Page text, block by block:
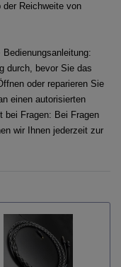
der Reichweite von
durch, bevor Sie das
oder reparieren Sie
einen autorisierten
bei Fragen: Bei Fragen
wir Ihnen jederzeit zur